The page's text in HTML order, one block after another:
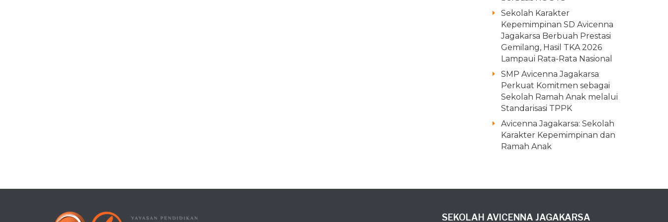
Sekolah Karakter
Kepemimpinan SD Avicenna
Jagakarsa Berbuah Prestasi
Gemilang, Hasil TKA 2026
Lampaui Rata-Rata Nasional
SMP Avicenna Jagakarsa
Perkuat Komitmen sebagai
Sekolah Ramah Anak melalui
Standarisasi TPPK
Avicenna Jagakarsa: Sekolah
Karakter Kepemimpinan dan
Ramah Anak
SEKOLAH AVICENNA JAGAKARSA